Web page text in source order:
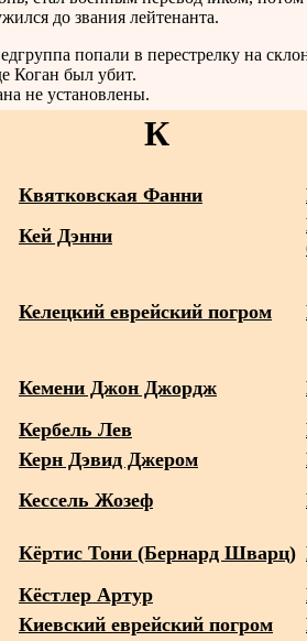
до звания лейтенанта.
попали в перестрелку на
Коган был убит.
не установлены.
К
Квятковская Фанни
Кей Дэнни
Келецкий еврейский погром
Кемени Джон Джордж
Кербель Лев
Керн Дэвид Джером
Кессель Жозеф
Кёртис Тони (Бернард Шварц)
Кёстлер Артур
Киевский еврейский погром